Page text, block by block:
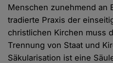
Menschen zunehmend an
tradierte Praxis der
christlichen Kirchen muss
Trennung von Staat und
Säkularisation ist eine